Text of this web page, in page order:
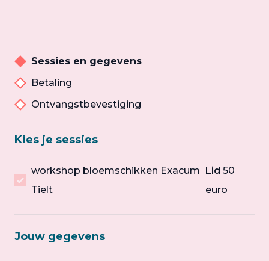
Sessies en gegevens
Betaling
Ontvangstbevestiging
Kies je sessies
workshop bloemschikken Exacum
Tielt
Lid 50
euro
Jouw gegevens